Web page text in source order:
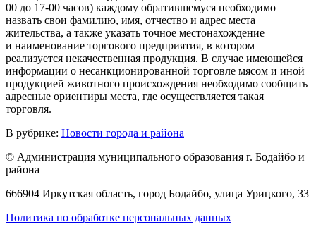
00 до 17-00 часов) каждому обратившемуся необходимо
назвать свои фамилию, имя, отчество и адрес места
жительства, а также указать точное местонахождение
и наименование торгового предприятия, в котором
реализуется некачественная продукция. В случае имеющейся
информации о несанкционированной торговле мясом и иной
продукцией животного происхождения необходимо сообщить
адресные ориентиры места, где осуществляется такая
торговля.
В рубрике: Новости города и района
© Администрация муниципального образования г. Бодайбо и
района
666904 Иркутская область, город Бодайбо, улица Урицкого, 33
Политика по обработке персональных данных